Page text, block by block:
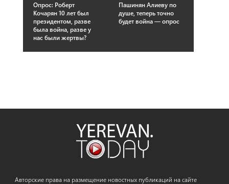
Опрос: Роберт
Кочарян 10 лет был
президентом, разве
была война, разве у
нас были жертвы?
Пашинян Алиеву по
душе, теперь точно
будет война — опрос
Авторские права на размещение новостных публикаций на сайте